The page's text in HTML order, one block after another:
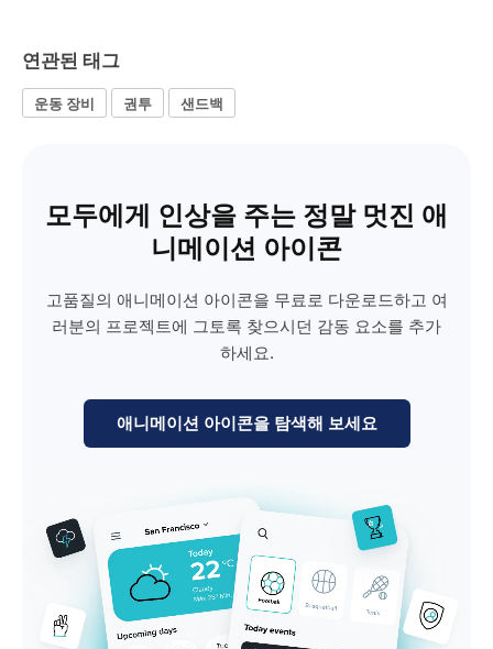
연관된 태그
운동 장비 권투 샌드백
모두에게 인상을 주는 정말 멋진 애
니메이션 아이콘
고품질의 애니메이션 아이콘을 무료로 다운로드하고 여
러분의 프로젝트에 그토록 찾으시던 감동 요소를 추가
하세요.
애니메이션 아이콘을 탐색해 보세요